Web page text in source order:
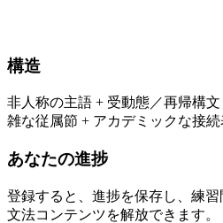
構造
非人称の主語 + 受動態／再帰構
雑な従属節 + アカデミックな接
あなたの進捗
登録すると、進捗を保存し、練
文法コンテンツを解放できます。